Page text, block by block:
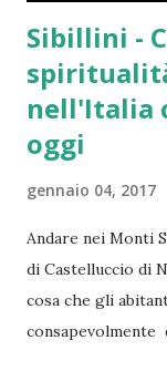
Sibillini -
nell'Italia
oggi
gennaio 04, 2017
Andare nei Monti
di Castelluccio di
cosa che gli
consapevolmente